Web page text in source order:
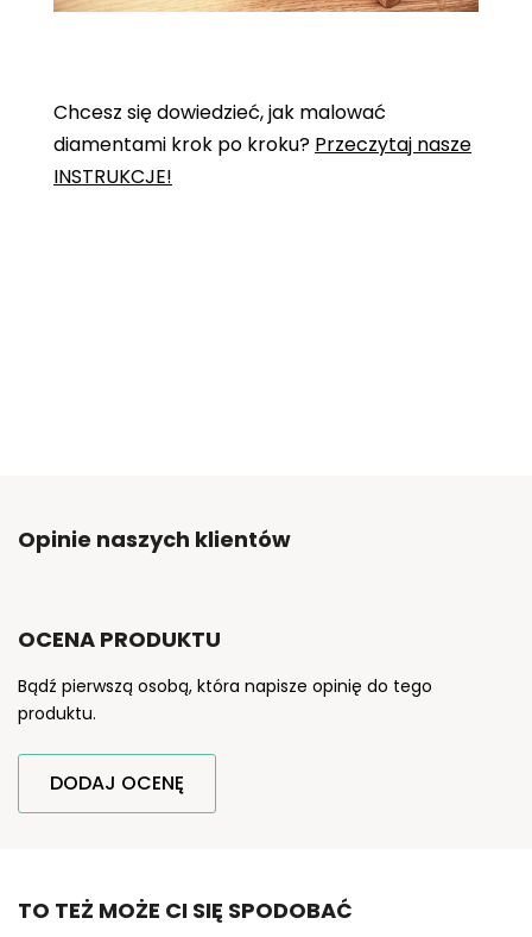
Chcesz się dowiedzieć, jak malować
diamentami krok po kroku? Przeczytaj nasze
INSTRUKCJE!
Opinie naszych klientów
OCENA PRODUKTU
Bądź pierwszą osobą, która napisze opinię do tego
produktu.
DODAJ OCENĘ
TO TEŻ MOŻE CI SIĘ SPODOBAĆ